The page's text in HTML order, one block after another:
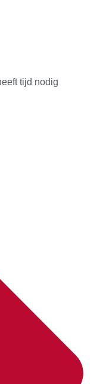
tijd nodig